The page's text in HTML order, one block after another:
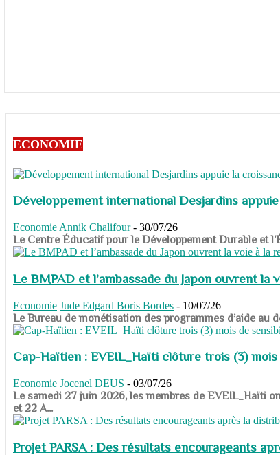
ECONOMIE
Développement international Desjardins
Economie Annik Chalifour - 30/07/26
​​​​​​​Le Centre Éducatif pour le Développement Durable et
Le BMPAD et l’ambassade du Japon ouvrent
Economie Jude Edgard Boris Bordes - 10/07/26
​​​​​​​Le Bureau de monétisation des programmes d’aide au
Cap-Haïtien : EVEIL_Haïti clôture trois (3)
Economie Jocenel DEUS - 03/07/26
Le samedi 27 juin 2026, les membres de EVEIL_Haïti
et 22 A...
Projet PARSA : Des résultats encourageants